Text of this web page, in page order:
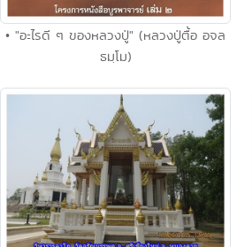
• "อะไรดี ๆ ของหลวงปู่" (หลวงปู่ตื้อ อจล
ธมฺโม)